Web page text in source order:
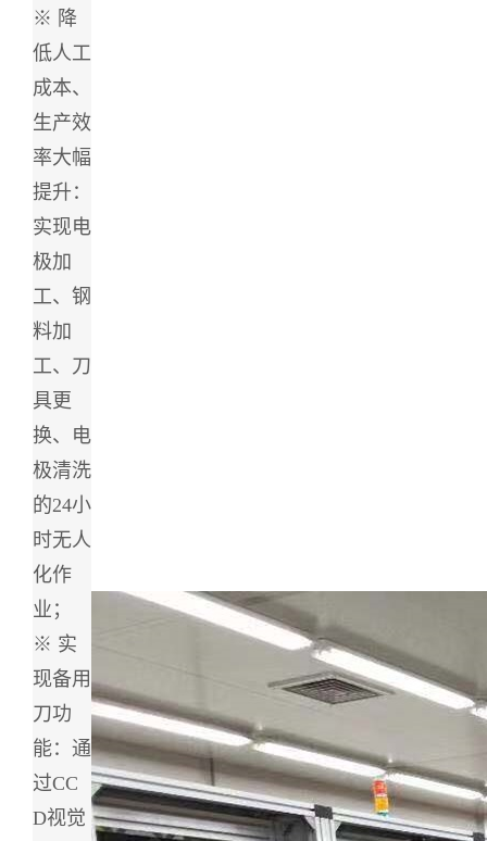
※ 降
低人工
成本、
生产效
率大幅
提升：
实现电
极加
工、钢
料加
工、刀
具更
换、电
极清洗
的24小
时无人
化作
业；
※ 实
现备用
刀功
能：通
过CC
D视觉